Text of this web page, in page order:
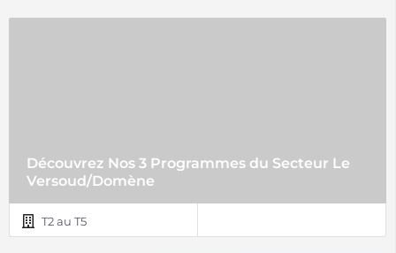
Découvrez Nos 3 Programmes du Secteur Le
Versoud/Domène
T2 au T5